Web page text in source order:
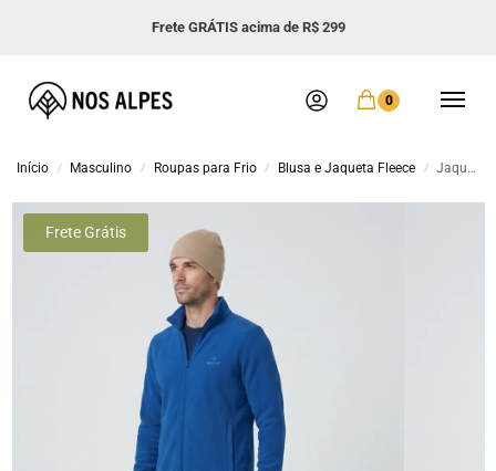
Frete GRÁTIS acima de R$ 299
0
Início / Masculino / Roupas para Frio / Blusa e Jaqueta Fleece / Jaqueta Fleece Masculina Trekker Snow
Frete Grátis